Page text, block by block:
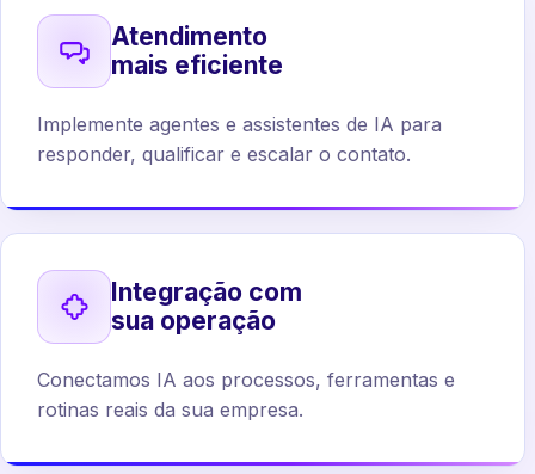
Atendimento
mais eficiente
Implemente agentes e assistentes de IA para
responder, qualificar e escalar o contato.
Integração com
sua operação
Conectamos IA aos processos, ferramentas e
rotinas reais da sua empresa.